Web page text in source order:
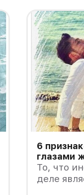
6
глазами
То, что
деле